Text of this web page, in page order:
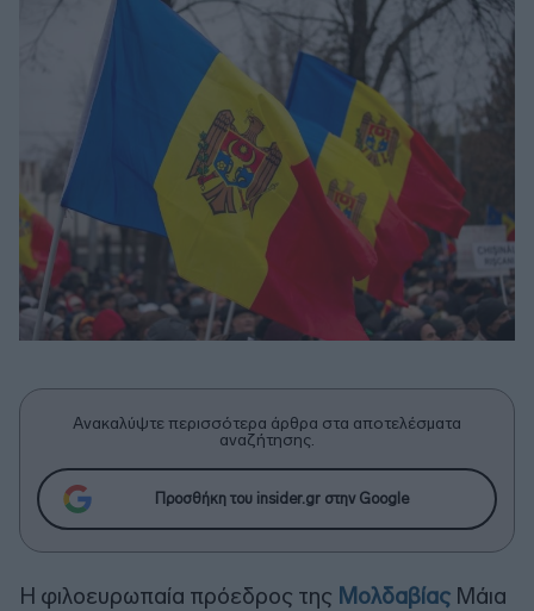
Ανακαλύψτε περισσότερα άρθρα στα αποτελέσματα
αναζήτησης.
Προσθήκη του insider.gr στην Google
Η φιλοευρωπαία πρόεδρος της Μολδαβίας Μάια